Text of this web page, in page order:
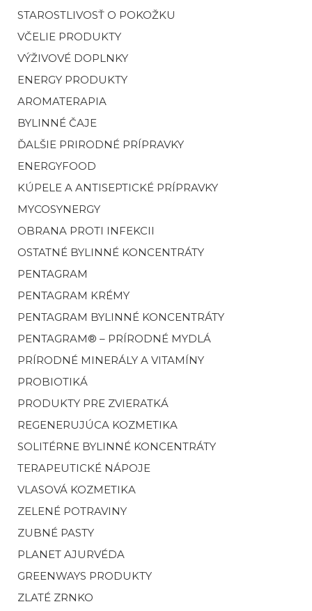
STAROSTLIVOSŤ O POKOŽKU
VČELIE PRODUKTY
VÝŽIVOVÉ DOPLNKY
ENERGY PRODUKTY
AROMATERAPIA
BYLINNÉ ČAJE
ĎALŠIE PRIRODNÉ PRÍPRAVKY
ENERGYFOOD
KÚPELE A ANTISEPTICKÉ PRÍPRAVKY
MYCOSYNERGY
OBRANA PROTI INFEKCII
OSTATNÉ BYLINNÉ KONCENTRÁTY
PENTAGRAM
PENTAGRAM KRÉMY
PENTAGRAM BYLINNÉ KONCENTRÁTY
PENTAGRAM® – PRÍRODNÉ MYDLÁ
PRÍRODNÉ MINERÁLY A VITAMÍNY
PROBIOTIKÁ
PRODUKTY PRE ZVIERATKÁ
REGENERUJÚCA KOZMETIKA
SOLITÉRNE BYLINNÉ KONCENTRÁTY
TERAPEUTICKÉ NÁPOJE
VLASOVÁ KOZMETIKA
ZELENÉ POTRAVINY
ZUBNÉ PASTY
PLANET AJURVÉDA
GREENWAYS PRODUKTY
ZLATÉ ZRNKO